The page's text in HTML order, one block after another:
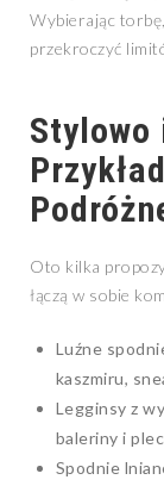
Wybierając
przekroczyć
Stylowo
Oto kilka
łączą w sobie
Luźne
kaszmiru,
Legginsy z
baleriny i
Spodnie